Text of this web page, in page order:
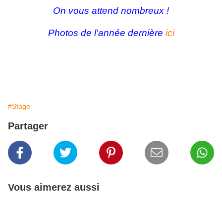
On vous attend nombreux !
Photos de l'année dernière ici
#Stage
Partager
Vous aimerez aussi